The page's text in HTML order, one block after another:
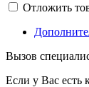
Отложить
Вызов
Если у Вас есть